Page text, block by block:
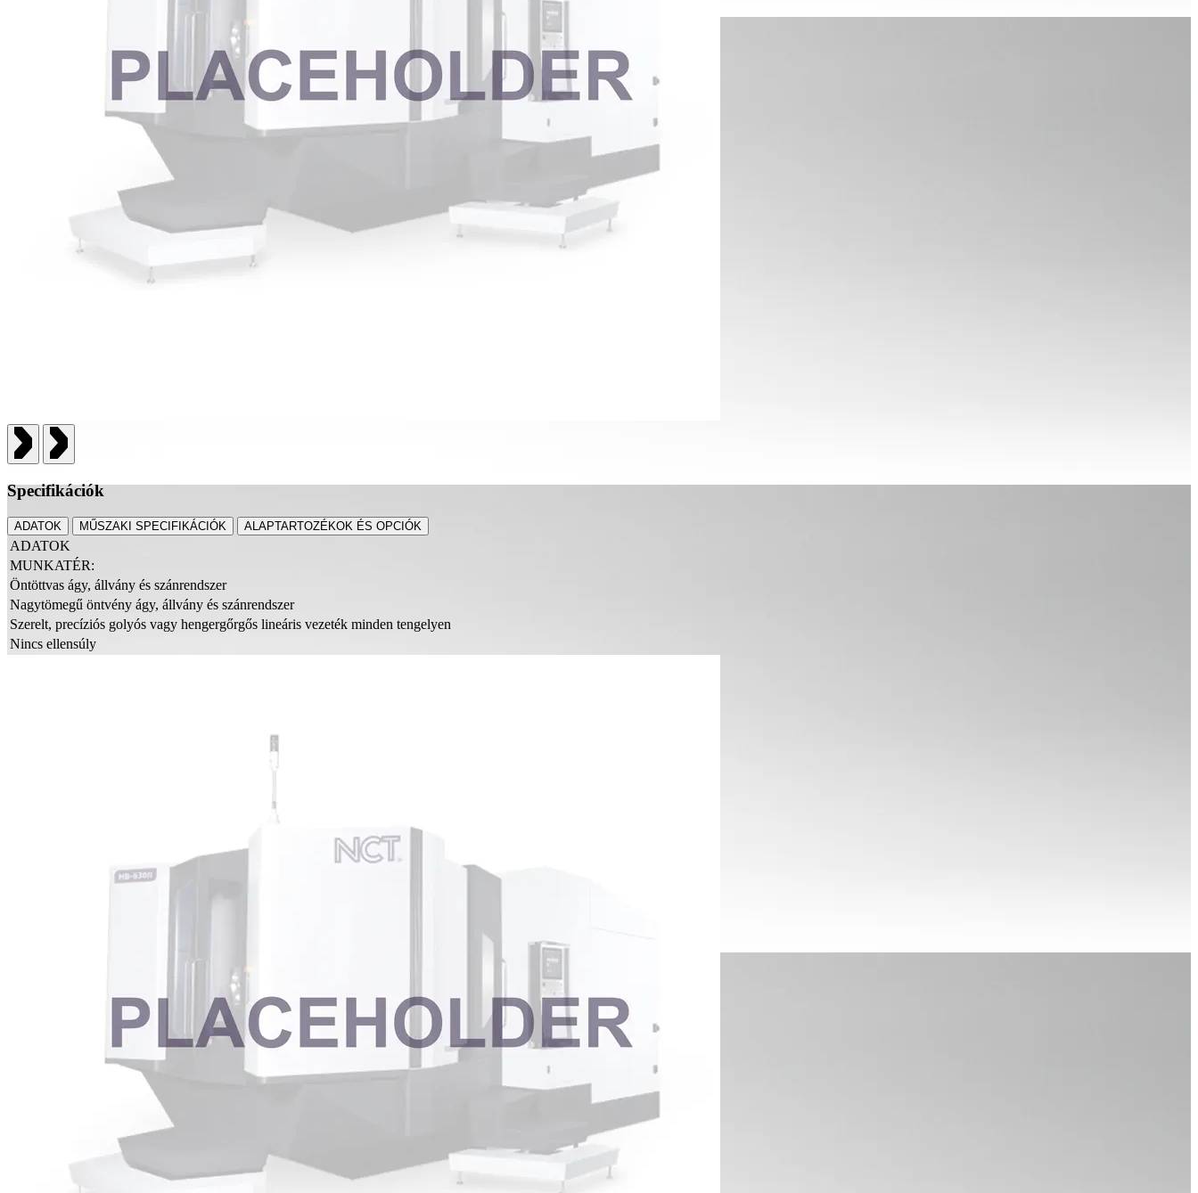
Specifikációk
ADATOK MŰSZAKI SPECIFIKÁCIÓK ALAPTARTOZÉKOK ÉS OPCIÓK
ADATOK
MUNKATÉR:
Öntöttvas ágy, állvány és szánrendszer
Nagytömegű öntvény ágy, állvány és szánrendszer
Szerelt, precíziós golyós vagy hengergőrgős lineáris vezeték minden tengelyen
Nincs ellensúly